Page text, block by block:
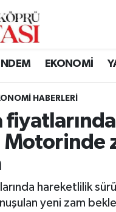
EKONOMİ
HABERLERI
Motorinde
hareketlilik
yeni zam
Vefat Edenler
Haberleri
Haberleri